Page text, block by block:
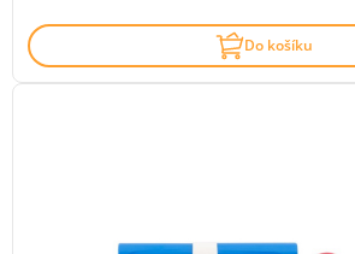
Do košíku